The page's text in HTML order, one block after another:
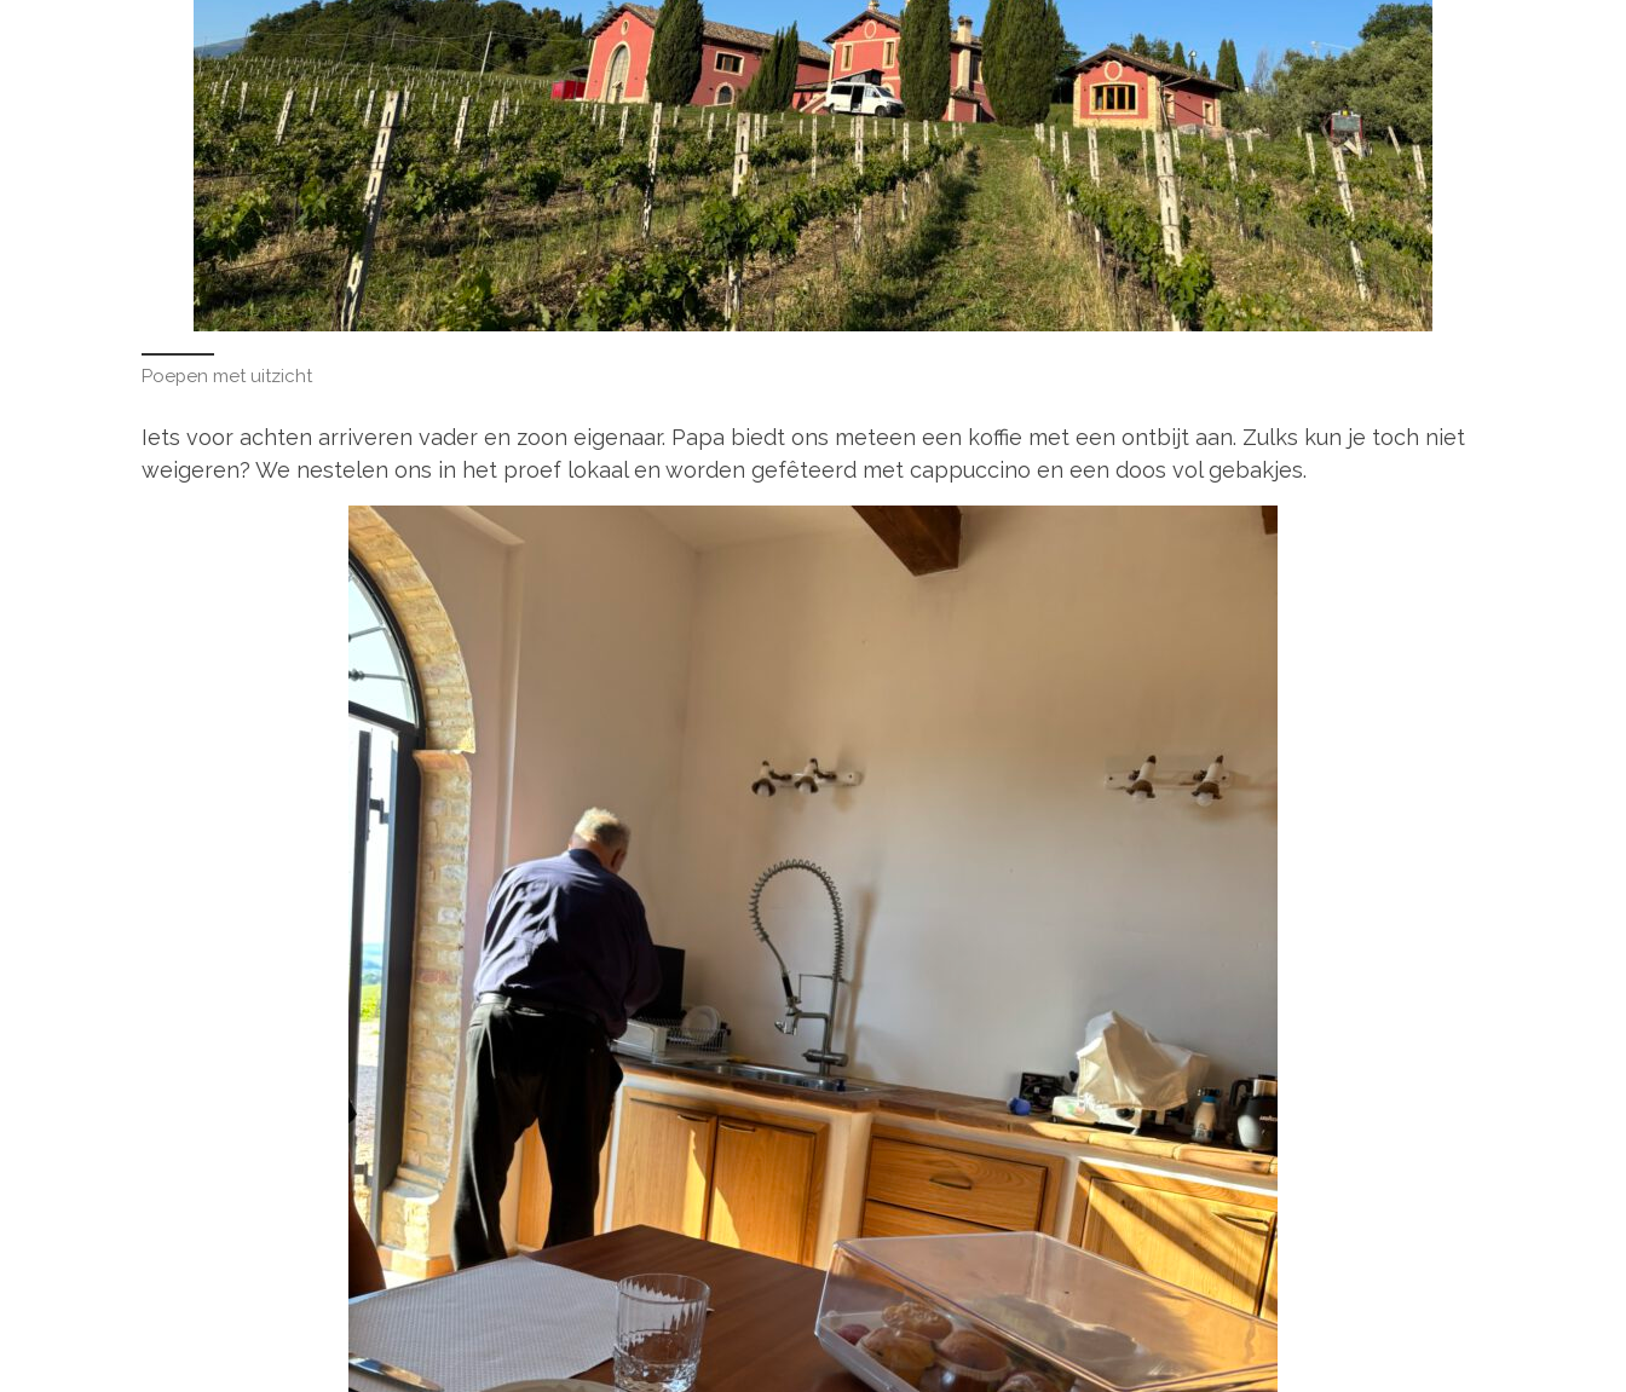
Poepen met uitzicht
Iets voor achten arriveren vader en zoon eigenaar. Papa biedt ons meteen een koffie met een ontbijt aan. Zulks kun je toch niet
weigeren? We nestelen ons in het proef lokaal en worden gefêteerd met cappuccino en een doos vol gebakjes.